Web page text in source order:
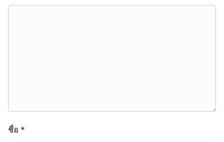
ชื่อ *